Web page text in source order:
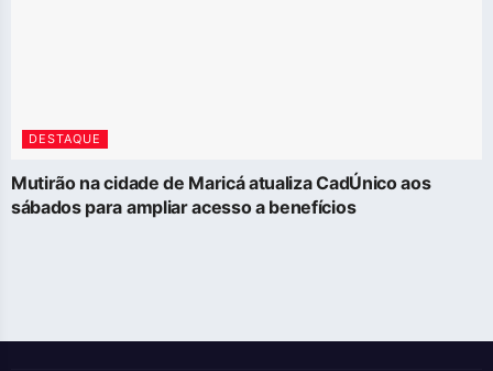
DESTAQUE
Mutirão na cidade de Maricá atualiza CadÚnico aos
sábados para ampliar acesso a benefícios